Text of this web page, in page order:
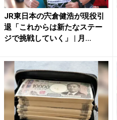
JR東日本の宍倉健浩が現役引
退「これからは新たなステー
ジで挑戦していく」 | 月...